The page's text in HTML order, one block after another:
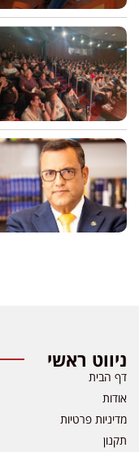
ניווט ראשי
דף הבית
אודות
מדיניות פרטיות
תקנון